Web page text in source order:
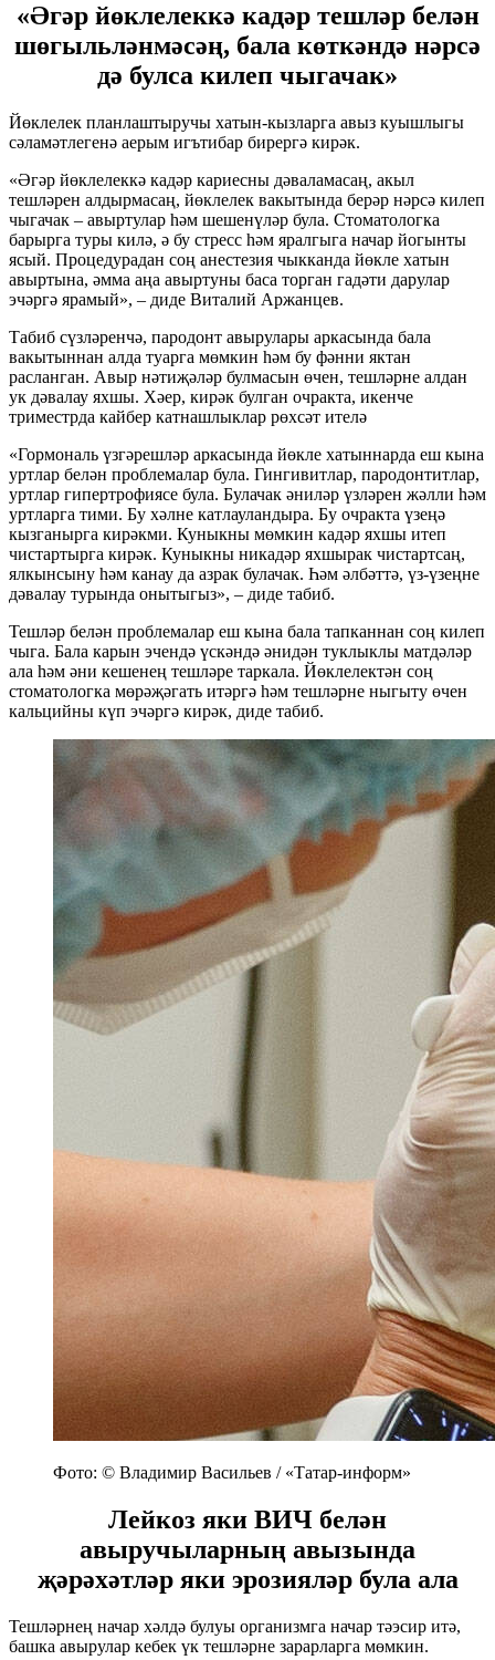
«Әгәр йөклелеккә кадәр тешләр белән
шөгыльләнмәсәң, бала көткәндә нәрсә
дә булса килеп чыгачак»
Йөклелек планлаштыручы хатын-кызларга авыз куышлыгы
сәламәтлегенә аерым игътибар бирергә кирәк.
«Әгәр йөклелеккә кадәр кариесны дәваламасаң, акыл
тешләрен алдырмасаң, йөклелек вакытында берәр нәрсә килеп
чыгачак – авыртулар һәм шешенүләр була. Стоматологка
барырга туры килә, ә бу стресс һәм яралгыга начар йогынты
ясый. Процедурадан соң анестезия чыкканда йөкле хатын
авыртына, әмма аңа авыртуны баса торган гадәти дарулар
эчәргә ярамый», – диде Виталий Аржанцев.
Табиб сүзләренчә, пародонт авырулары аркасында бала
вакытыннан алда туарга мөмкин һәм бу фәнни яктан
расланган. Авыр нәтиҗәләр булмасын өчен, тешләрне алдан
ук дәвалау яхшы. Хәер, кирәк булган очракта, икенче
триместрда кайбер катнашлыклар рөхсәт ителә
«Гормональ үзгәрешләр аркасында йөкле хатыннарда еш кына
уртлар белән проблемалар була. Гингивитлар, пародонтитлар,
уртлар гипертрофиясе була. Булачак әниләр үзләрен жәлли һәм
уртларга тими. Бу хәлне катлауландыра. Бу очракта үзеңә
кызганырга кирәкми. Куныкны мөмкин кадәр яхшы итеп
чистартырга кирәк. Куныкны никадәр яхшырак чистартсаң,
ялкынсыну һәм канау да азрак булачак. Һәм әлбәттә, үз-үзеңне
дәвалау турында онытыгыз», – диде табиб.
Тешләр белән проблемалар еш кына бала тапканнан соң килеп
чыга. Бала карын эчендә үскәндә әнидән туклыклы матдәләр
ала һәм әни кешенең тешләре таркала. Йөклелектән соң
стоматологка мөрәҗәгать итәргә һәм тешләрне ныгыту өчен
кальцийны күп эчәргә кирәк, диде табиб.
Фото: © Владимир Васильев / «Татар-информ»
Лейкоз яки ВИЧ белән
авыручыларның авызында
җәрәхәтләр яки эрозияләр була ала
Тешләрнең начар хәлдә булуы организмга начар тәэсир итә,
башка авырулар кебек үк тешләрне зарарларга мөмкин.